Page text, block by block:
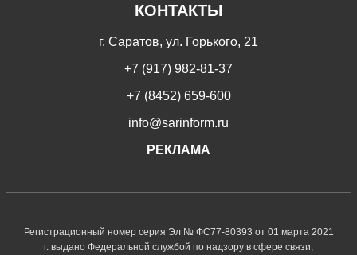
КОНТАКТЫ
г. Саратов, ул. Горького, 21
+7 (917) 982-81-37
+7 (8452) 659-600
info@sarinform.ru
РЕКЛАМА
Регистрационный номер серия Эл № ФС77-80393 от 01 марта 2021
г. выдано Федеральной службой по надзору в сфере связи,